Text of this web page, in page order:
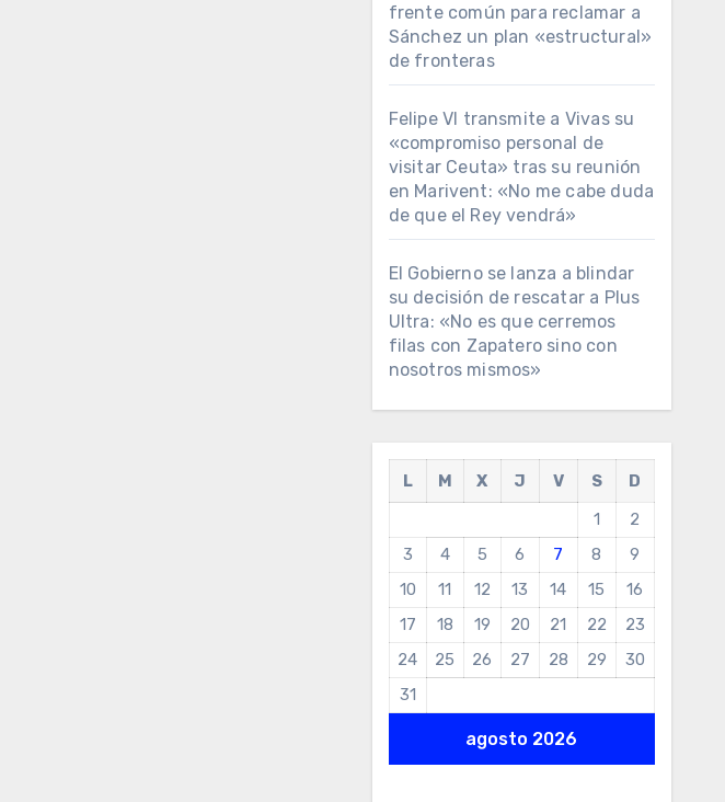
frente común para reclamar a
Sánchez un plan «estructural»
de fronteras
Felipe VI transmite a Vivas su
«compromiso personal de
visitar Ceuta» tras su reunión
en Marivent: «No me cabe duda
de que el Rey vendrá»
El Gobierno se lanza a blindar
su decisión de rescatar a Plus
Ultra: «No es que cerremos
filas con Zapatero sino con
nosotros mismos»
agosto 2026
L M X J V S
D
1
2
3
4 5 6 7 8
9
10
11 12 13 14 15
16
17
18 19 20 21 22
23
24
25 26 27 28 29
30
31